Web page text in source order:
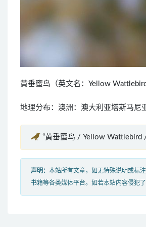
黄垂蜜鸟（英文名：Yellow
地理分布：澳洲：澳大利亚塔斯马尼
“黄垂蜜鸟 / Yellow Wattlebird
声明： 本站所有文章，如无特殊说明或标
书籍等各类媒体平台。如若本站内容侵犯